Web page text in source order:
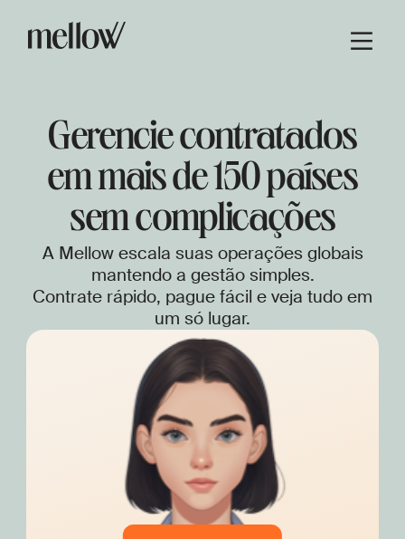
Gerencie contratados
em mais de 150 países
sem complicações
A Mellow escala suas operações globais
mantendo a gestão simples.
Contrate rápido, pague fácil e veja tudo em
um só lugar.